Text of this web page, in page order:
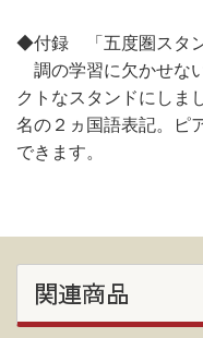
◆付録 「五度圏スタン
調の学習に欠かせな
クトなスタンドにしま
名の２ヵ国語表記。ピ
できます。
関連商品